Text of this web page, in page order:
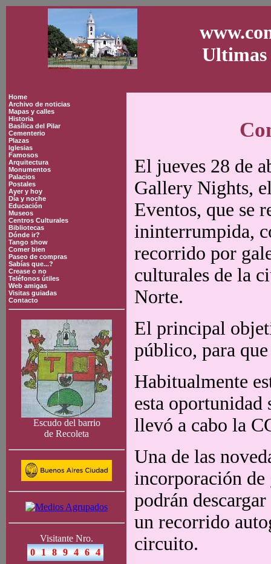
Ultimas
Home
Archivo de noticias
Mapas y calles
Historia
Basílica del Pilar
Cementerio
Plazas
Iglesias
Famosos
Arquitectura
Monumentos
Palacios
Postales
Ayer y hoy
Día y noche
Educación
Museos
Centros Culturales
Bibliotecas
Dónde ir?
Tango show
Comer bien
Paseo de compras
Sabías que...?
Crease o no
Teléfonos útiles
Web amigas
Visitas guiadas
Contacto
Escudo del barrio
de Recoleta
Visitante Nro.
El jueves 28 de
Gallery Nights,
Eventos, que se
ininterrumpida,
recorrido por
culturales de la
Norte.
El principal
público, para
Habitualmente
esta oportunidad
llevó a cabo la
Una de las
incorporación de
podrán
un recorrido
circuito.